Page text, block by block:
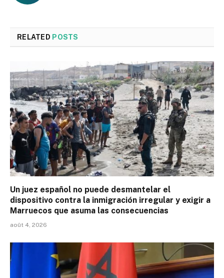
RELATED POSTS
Un juez español no puede desmantelar el
dispositivo contra la inmigración irregular y exigir a
Marruecos que asuma las consecuencias
août 4, 2026